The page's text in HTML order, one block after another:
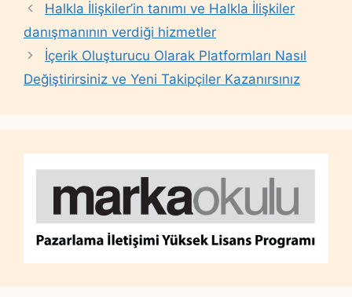
Halkla İlişkiler’in tanımı ve Halkla İlişkiler
danışmanının verdiği hizmetler
İçerik Oluşturucu Olarak Platformları Nasıl
Değiştirirsiniz ve Yeni Takipçiler Kazanırsınız